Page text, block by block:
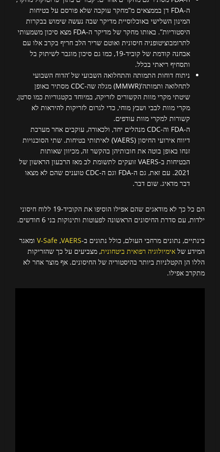
ה-FDA דן בממצאים מ”מחקר עוקבה שלא פורסם על בטיחות
המינון השלישי באוכלוסיית מדיקר שבה נעשה שימוש בבקרות
היסטוריות”. באותו מחקר של מדיקר ה-FDA מצא סיכון משמעותי
לתרומבוציטופניה חיסונית ואוטם שריר הלב חריף בקרב אלו עם
אבחנה קודמת של קוביד-19, כמו גם סיכון מוגבר לשיתוק בל
ותסחיף ריאתי בכלל.
ניתוח דוחות התמותה והתחלואה השבועי של ‘הדוח השבועי
לתחלואה ותמותה'(MMWR) מגלה שה-CDC מסתיר באופן
שיטתי מקרי מוות הקשורים לזריקה, במיוחד בקטגוריות כמו סרטן,
מקרי מוות לבבי ושבץ מוחי, כדי לגרום לזריקות להיראות לא
קשורות למקרי מוות עודפים.
ה-FDA וה-CDC מנהלים יחד, ולכאורה, עוקבים אחר מערכת
דיווח אירועי החיסון (VAERS) לאיתותי בטיחות. שתי הסוכנויות
זנחו באופן בוטה את חובותיהן בהקשר זה, מכיוון שאותות
הבטיחות ב-VAERS זועקים לתשומת לב מאז הרבעון הראשון של
2021. עם זאת, גם ה-FDA וגם ה-CDC טוענים שהם לא מצאו
דבר מדאיג. שום דבר.
הם כל כך לא מודאגים שהם אפילו הוסיפו את הקוביד-19 ללוח חיסוני
ילדות, עם סדרת החיסונים הראשונה לפעוטות ותינוקות בני 6 חודשים.
בינתיים, נתונים מרחבי העולם, כולל נתונים ב-VAERS
,
V-Safe ומאגר
המידע שלאימיולוגיה רפואית ביטחונית, מצביעים על כך שהזריקות
הללו הן הקטלניות ביותר בהיסטוריה של החיסונים. אף מוצר אחר לא
מתקרב אפילו.